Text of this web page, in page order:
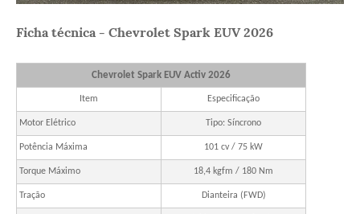
Ficha técnica - Chevrolet Spark EUV 2026
Chevrolet Spark EUV Activ 2026
Item Especificação
Motor Elétrico Tipo: Síncrono
Potência Máxima 101 cv / 75 kW
Torque Máximo 18,4 kgfm / 180 Nm
Tração Dianteira (FWD)